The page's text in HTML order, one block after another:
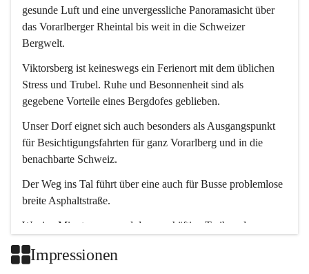
gesunde Luft und eine unvergessliche Panoramasicht über
das Vorarlberger Rheintal bis weit in die Schweizer
Bergwelt.
Viktorsberg ist keineswegs ein Ferienort mit dem üblichen
Stress und Trubel. Ruhe und Besonnenheit sind als
gegebene Vorteile eines Bergdofes geblieben.
Unser Dorf eignet sich auch besonders als Ausgangspunkt
für Besichtigungsfahrten für ganz Vorarlberg und in die
benachbarte Schweiz.
Der Weg ins Tal führt über eine auch für Busse problemlose
breite Asphaltstraße.
Wenige Minuten nur, und das geschäftige Treiben der
Impressionen